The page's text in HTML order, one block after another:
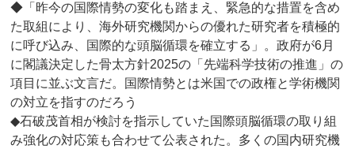
◆「昨今の国際情勢の変化も踏まえ、緊急的な措置を含め
た取組により、海外研究機関からの優れた研究者を積極的
に呼び込み、国際的な頭脳循環を確立する」。政府が6月
に閣議決定した骨太方針2025の「先端科学技術の推進」の
項目に並ぶ文言だ。国際情勢とは米国での政権と学術機関
の対立を指すのだろう
◆石破茂首相が検討を指示していた国際頭脳循環の取り組
み強化の対応策も合わせて公表された。多くの国内研究機